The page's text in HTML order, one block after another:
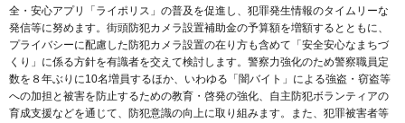
全・安心アプリ「ライポリス」の普及を促進し、犯罪発生情報のタイムリーな
発信等に努めます。街頭防犯カメラ設置補助金の予算額を増額するとともに、
プライバシーに配慮した防犯カメラ設置の在り方も含めて「安全安心なまちづ
くり」に係る方針を有識者を交えて検討します。警察力強化のため警察職員定
数を８年ぶりに10名増員するほか、いわゆる「闇バイト」による強盗・窃盗等
への加担と被害を防止するための教育・啓発の強化、自主防犯ボランティアの
育成支援などを通じて、防犯意識の向上に取り組みます。また、犯罪被害者等